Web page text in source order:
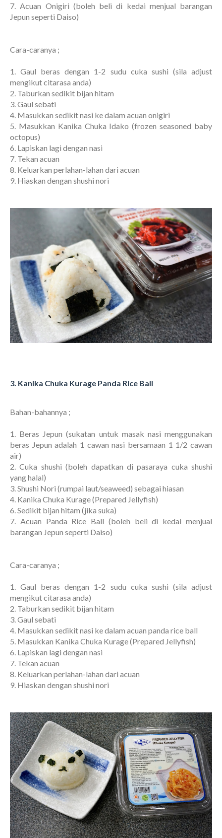
7. Acuan Onigiri (boleh beli di kedai menjual barangan
Jepun seperti Daiso)
Cara-caranya ;
1. Gaul beras dengan 1-2 sudu cuka sushi (sila adjust
mengikut citarasa anda)
2. Taburkan sedikit bijan hitam
3. Gaul sebati
4. Masukkan sedikit nasi ke dalam acuan onigiri
5. Masukkan Kanika Chuka Idako (frozen seasoned baby
octopus)
6. Lapiskan lagi dengan nasi
7. Tekan acuan
8. Keluarkan perlahan-lahan dari acuan
9. Hiaskan dengan shushi nori
3. Kanika Chuka Kurage Panda Rice Ball
Bahan-bahannya ;
1. Beras Jepun (sukatan untuk masak nasi menggunakan
beras Jepun adalah 1 cawan nasi bersamaan 1 1/2 cawan
air)
2. Cuka shushi (boleh dapatkan di pasaraya cuka shushi
yang halal)
3. Shushi Nori (rumpai laut/seaweed) sebagai hiasan
4. Kanika Chuka Kurage (Prepared Jellyfish)
6. Sedikit bijan hitam (jika suka)
7. Acuan Panda Rice Ball (boleh beli di kedai menjual
barangan Jepun seperti Daiso)
Cara-caranya ;
1. Gaul beras dengan 1-2 sudu cuka sushi (sila adjust
mengikut citarasa anda)
2. Taburkan sedikit bijan hitam
3. Gaul sebati
4. Masukkan sedikit nasi ke dalam acuan panda rice ball
5. Masukkan Kanika Chuka Kurage (Prepared Jellyfish)
6. Lapiskan lagi dengan nasi
7. Tekan acuan
8. Keluarkan perlahan-lahan dari acuan
9. Hiaskan dengan shushi nori